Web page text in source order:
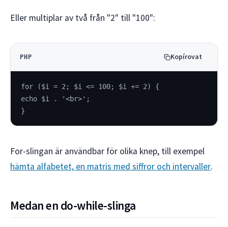
Eller multiplar av två från "2" till "100":
PHP Kopírovat
for ($i = 2; $i <= 100; $i += 2) {
echo $i . '<br>';
}
For-slingan är användbar för olika knep, till exempel
hämta alfabetet, en matris med siffror och intervaller.
Medan en do-while-slinga